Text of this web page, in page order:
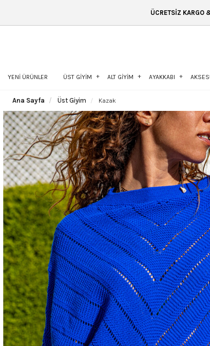
ÜCRETSİZ KARGO & 14 GÜN
YENİ ÜRÜNLER ÜST GİYİM ALT GİYİM AYAKKABI
Ana Sayfa Üst Giyim Kazak